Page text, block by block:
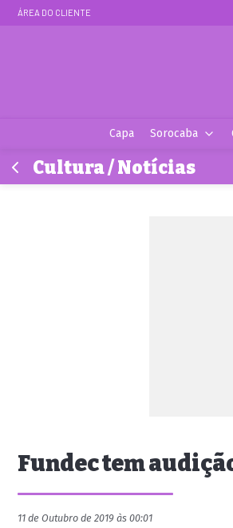
ÁREA DO CLIENTE
Capa Sorocaba
Cultura / Notícias
Fundec tem
11 de Outubro de 2019 às 00:01